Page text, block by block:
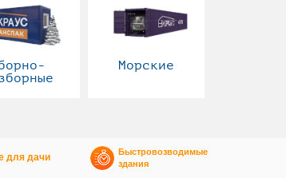
Морские
для дачи
Быстровозводимые
здания